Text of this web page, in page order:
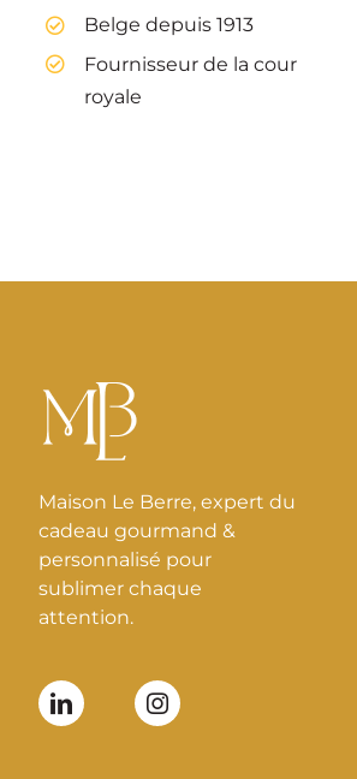
Belge depuis 1913
Fournisseur de la cour
royale
Maison Le Berre, expert du
cadeau gourmand &
personnalisé pour
sublimer chaque
attention.